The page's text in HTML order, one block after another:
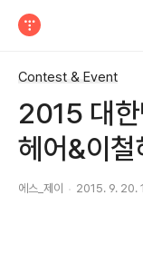
Contest & Event
2015 대
헤어&이
에스_제이 2015. 9. 20.